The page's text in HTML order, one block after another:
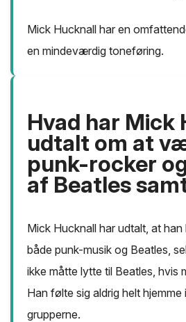
Mick Hucknall har en
en mindeværdig toneføring.
Hvad har Mick
udtalt om at
punk-rocker
af Beatles
Mick Hucknall har udtalt, at
både punk-musik og Beatles,
ikke måtte lytte til Beatles, hvis
Han følte sig aldrig helt
grupperne.